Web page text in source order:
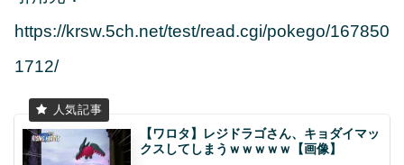
https://krsw.5ch.net/test/read.cgi/pokego/167850
1712/
【ワロタ】レジドラゴさん、キョダイマッ
クスしてしまうｗｗｗｗｗ【画像】